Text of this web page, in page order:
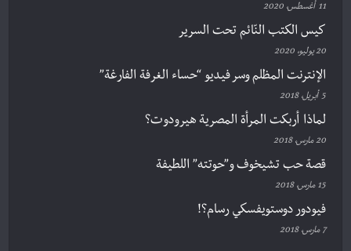
11 أغسطس، 2020
كيس الكتب النّائم تحت السرير
20 يوليو، 2020
الإنترنت المظلم وسر فيديو “حساء الغرفة الفارغة”
5 أبريل، 2018
لماذا أربكت المرأة المصرية هيرودوت؟
20 مارس، 2018
قصة حب تشيخوف و”حوتته” اللطيفة
15 مارس، 2018
فيودور دوستويفسكي رسام؟!
7 مارس، 2018